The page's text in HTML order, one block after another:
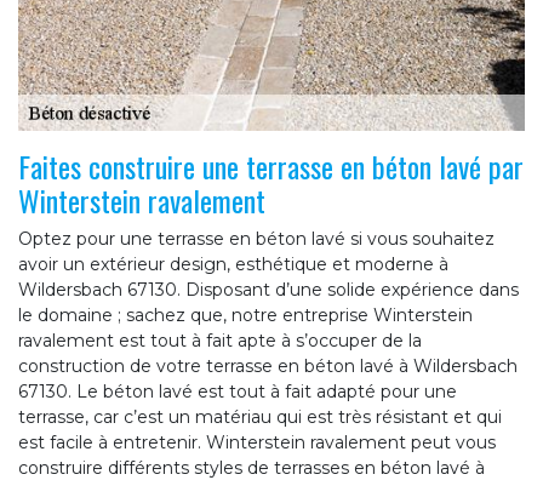
Faites construire une terrasse en béton lavé par
Winterstein ravalement
Optez pour une terrasse en béton lavé si vous souhaitez
avoir un extérieur design, esthétique et moderne à
Wildersbach 67130. Disposant d’une solide expérience dans
le domaine ; sachez que, notre entreprise Winterstein
ravalement est tout à fait apte à s’occuper de la
construction de votre terrasse en béton lavé à Wildersbach
67130. Le béton lavé est tout à fait adapté pour une
terrasse, car c’est un matériau qui est très résistant et qui
est facile à entretenir. Winterstein ravalement peut vous
construire différents styles de terrasses en béton lavé à